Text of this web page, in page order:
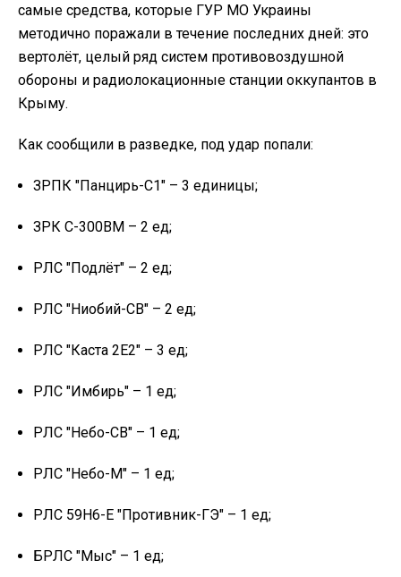
самые средства, которые ГУР МО Украины
методично поражали в течение последних дней: это
вертолёт, целый ряд систем противовоздушной
обороны и радиолокационные станции оккупантов в
Крыму.
Как сообщили в разведке, под удар попали:
ЗРПК "Панцирь-С1" – 3 единицы;
ЗРК С-300ВМ – 2 ед;
РЛС "Подлёт" – 2 ед;
РЛС "Ниобий-СВ" – 2 ед;
РЛС "Каста 2Е2" – 3 ед;
РЛС "Имбирь" – 1 ед;
РЛС "Небо-СВ" – 1 ед;
РЛС "Небо-М" – 1 ед;
РЛС 59Н6-Е "Противник-ГЭ" – 1 ед;
БРЛС "Мыс" – 1 ед;